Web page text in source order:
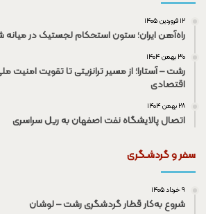
۱۲ فروردین ۱۴۰۵
راه‌آهن ایران؛ ستون استحکام لجستیک در
۳۰ بهمن ۱۴۰۴
رشت – آستارا؛ از مسیر ترانزیتی تا تقویت امنیت
اقتصادی
۲۸ بهمن ۱۴۰۴
اتصال پالایشگاه نفت اصفهان به ریل سراسری
سفر و گردشـگری
۹ خرداد ۱۴۰۵
شروع به‌کار قطار گردشگری رشت – لوشان